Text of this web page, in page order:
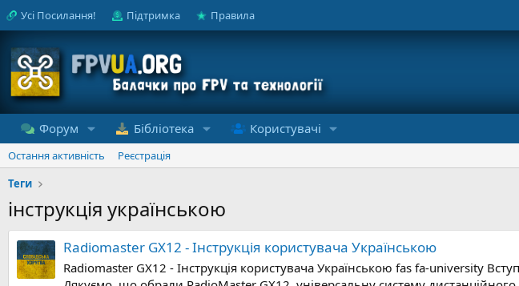
Усі Посилання! Підтримка Правила
Форум Бібліотека Користувачі
Остання активність
Реєстрація
Теги
інструкція українською
Radiomaster GX12 - Інструкція користувача Українською
Radiomaster GX12 - Інструкція користувача Українською fas fa-university